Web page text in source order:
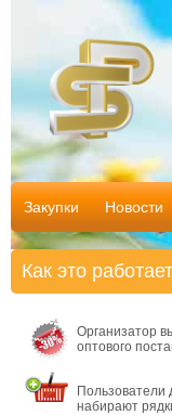
Закупки Новости
Как это
Организатор
оптового
Пользователи
набирают